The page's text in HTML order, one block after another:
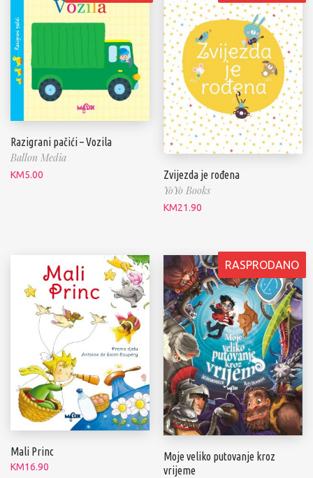
Razigrani pačići – Vozila
Ballon Media
KM5.00 Zvijezda je rođena
YoYo Books
KM21.90
Mali Princ
KM16.90
RASPRODANO
Moje veliko putovanje kroz
vrijeme